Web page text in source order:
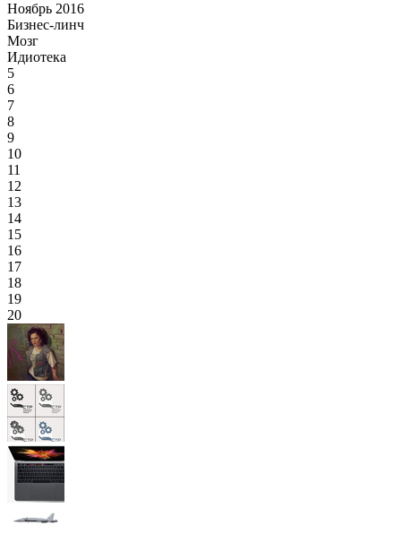
Ноябрь 2016
Бизнес-линч
Мозг
Идиотека
5
6
7
8
9
10
11
12
13
14
15
16
17
18
19
20